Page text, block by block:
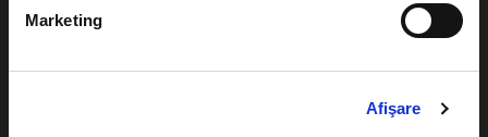
Marketing
Afişare
Cum comand bilete?
Evenimente